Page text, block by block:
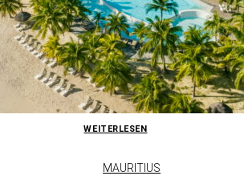
WEITERLESEN
MAURITIUS